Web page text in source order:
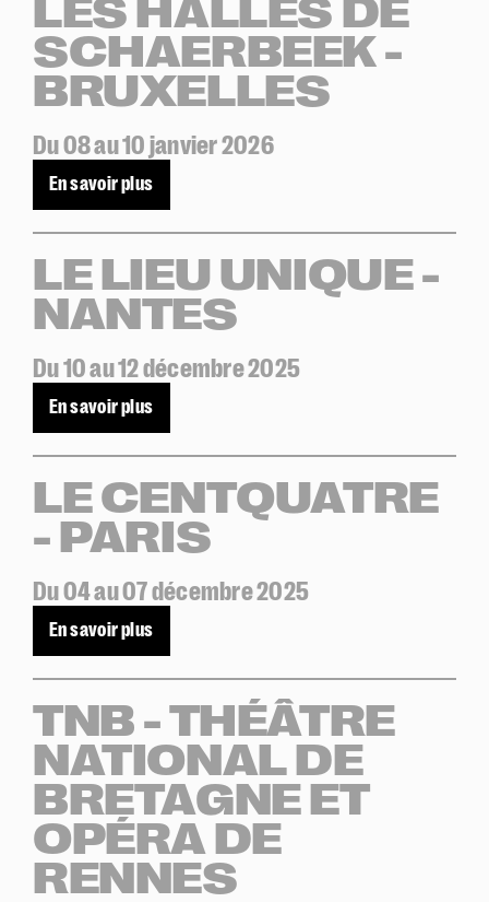
Contrastes :par défaut
SCHAERBEEK -
BRUXELLES
Du 08 au 10 janvier 2026
En savoir plus
LE LIEU UNIQUE -
NANTES
Du 10 au 12 décembre 2025
En savoir plus
LE CENTQUATRE
- PARIS
Du 04 au 07 décembre 2025
En savoir plus
TNB - THÉÂTRE
NATIONAL DE
BRETAGNE ET
OPÉRA DE
RENNES